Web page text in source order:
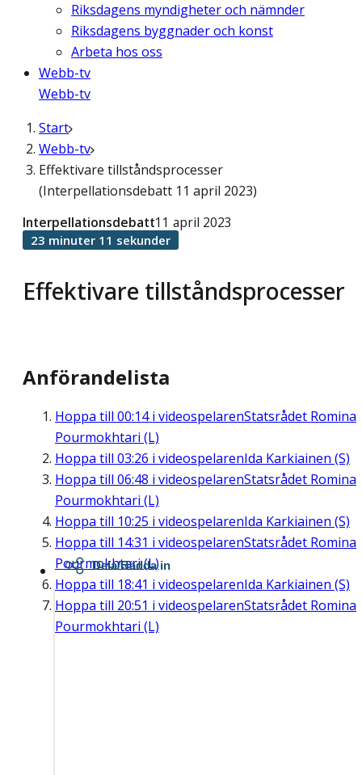
Riksdagens myndigheter och nämnder
Riksdagens byggnader och konst
Arbeta hos oss
Webb-tv
Webb-tv
Start
Webb-tv
Effektivare tillståndsprocesser
(Interpellationsdebatt 11 april 2023)
Effektivare tillståndsprocesser
Interpellationsdebatt11 april 2023
23 minuter 11 sekunder
Anförandelista
Hoppa till 00:14i videospelarenStatsrådet Romina
Pourmokhtari (L)
Hoppa till 03:26 i videospelarenIda Karkiainen (S)
Hoppa till 06:48 i videospelarenStatsrådet Romina
Pourmokhtari (L)
Hoppa till 10:25 i videospelarenIda Karkiainen (S)
Hoppa till 14:31 i videospelarenStatsrådet Romina
Pourmokhtari (L)
Hoppa till 18:41 i videospelarenIda Karkiainen (S)
Hoppa till 20:51 i videospelarenStatsrådet Romina
Pourmokhtari (L)
Dela/Bädda in